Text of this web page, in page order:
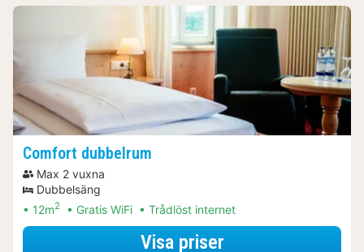
Comfort dubbelrum
Max 2 vuxna
Dubbelsäng
12m2 Gratis WiFi Trådlöst internet
Visa priserför Comfort